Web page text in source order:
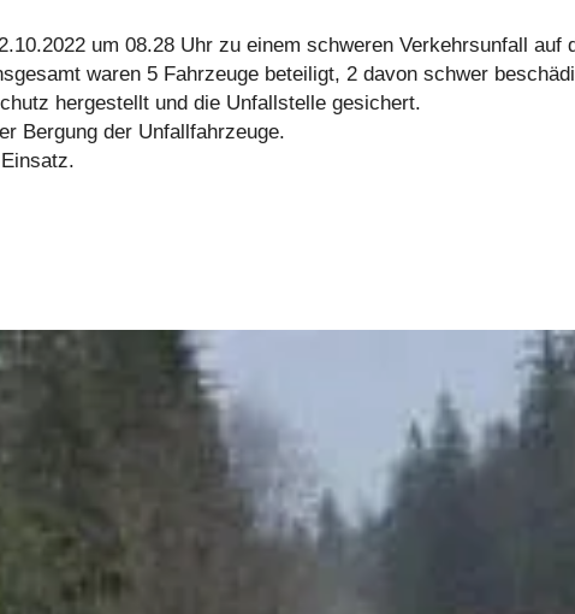
um 08.28 Uhr zu einem schweren Verkehrsunfall auf
waren 5 Fahrzeuge beteiligt, 2 davon schwer
hergestellt und die Unfallstelle gesichert.
Bergung der Unfallfahrzeuge.